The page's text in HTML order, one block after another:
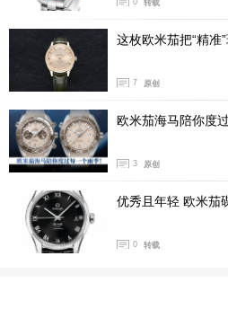
星座系列的标志星徽图案则一如
角星”上方的两个英文标识分别
Axial）和至臻天文台认证
制表技术由欧米茄发展、完善
有里程碑的意义。
0 转载
这枚欧米茄把“精准
7 原创
欧米茄海马陪你度
3 原创
优秀且年轻 欧米茄
0 转载